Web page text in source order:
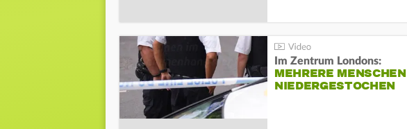
Im Zentrum Londons:
MEHRERE MENSCHEN
NIEDERGESTOCHEN